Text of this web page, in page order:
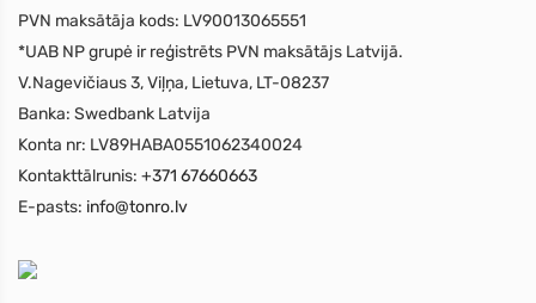
PVN maksātāja kods: LV90013065551
*UAB NP grupė ir reģistrēts PVN maksātājs Latvijā.
V.Nagevičiaus 3, Viļņa, Lietuva, LT-08237
Banka: Swedbank Latvija
Konta nr: LV89HABA0551062340024
Kontakttālrunis: +371 67660663
E-pasts: info@tonro.lv